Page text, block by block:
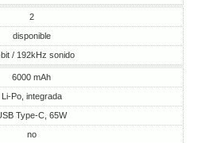
2
disponible
/ 192kHz sonido
6000 mAh
Li-Po, integrada
Type-C, 65W
no